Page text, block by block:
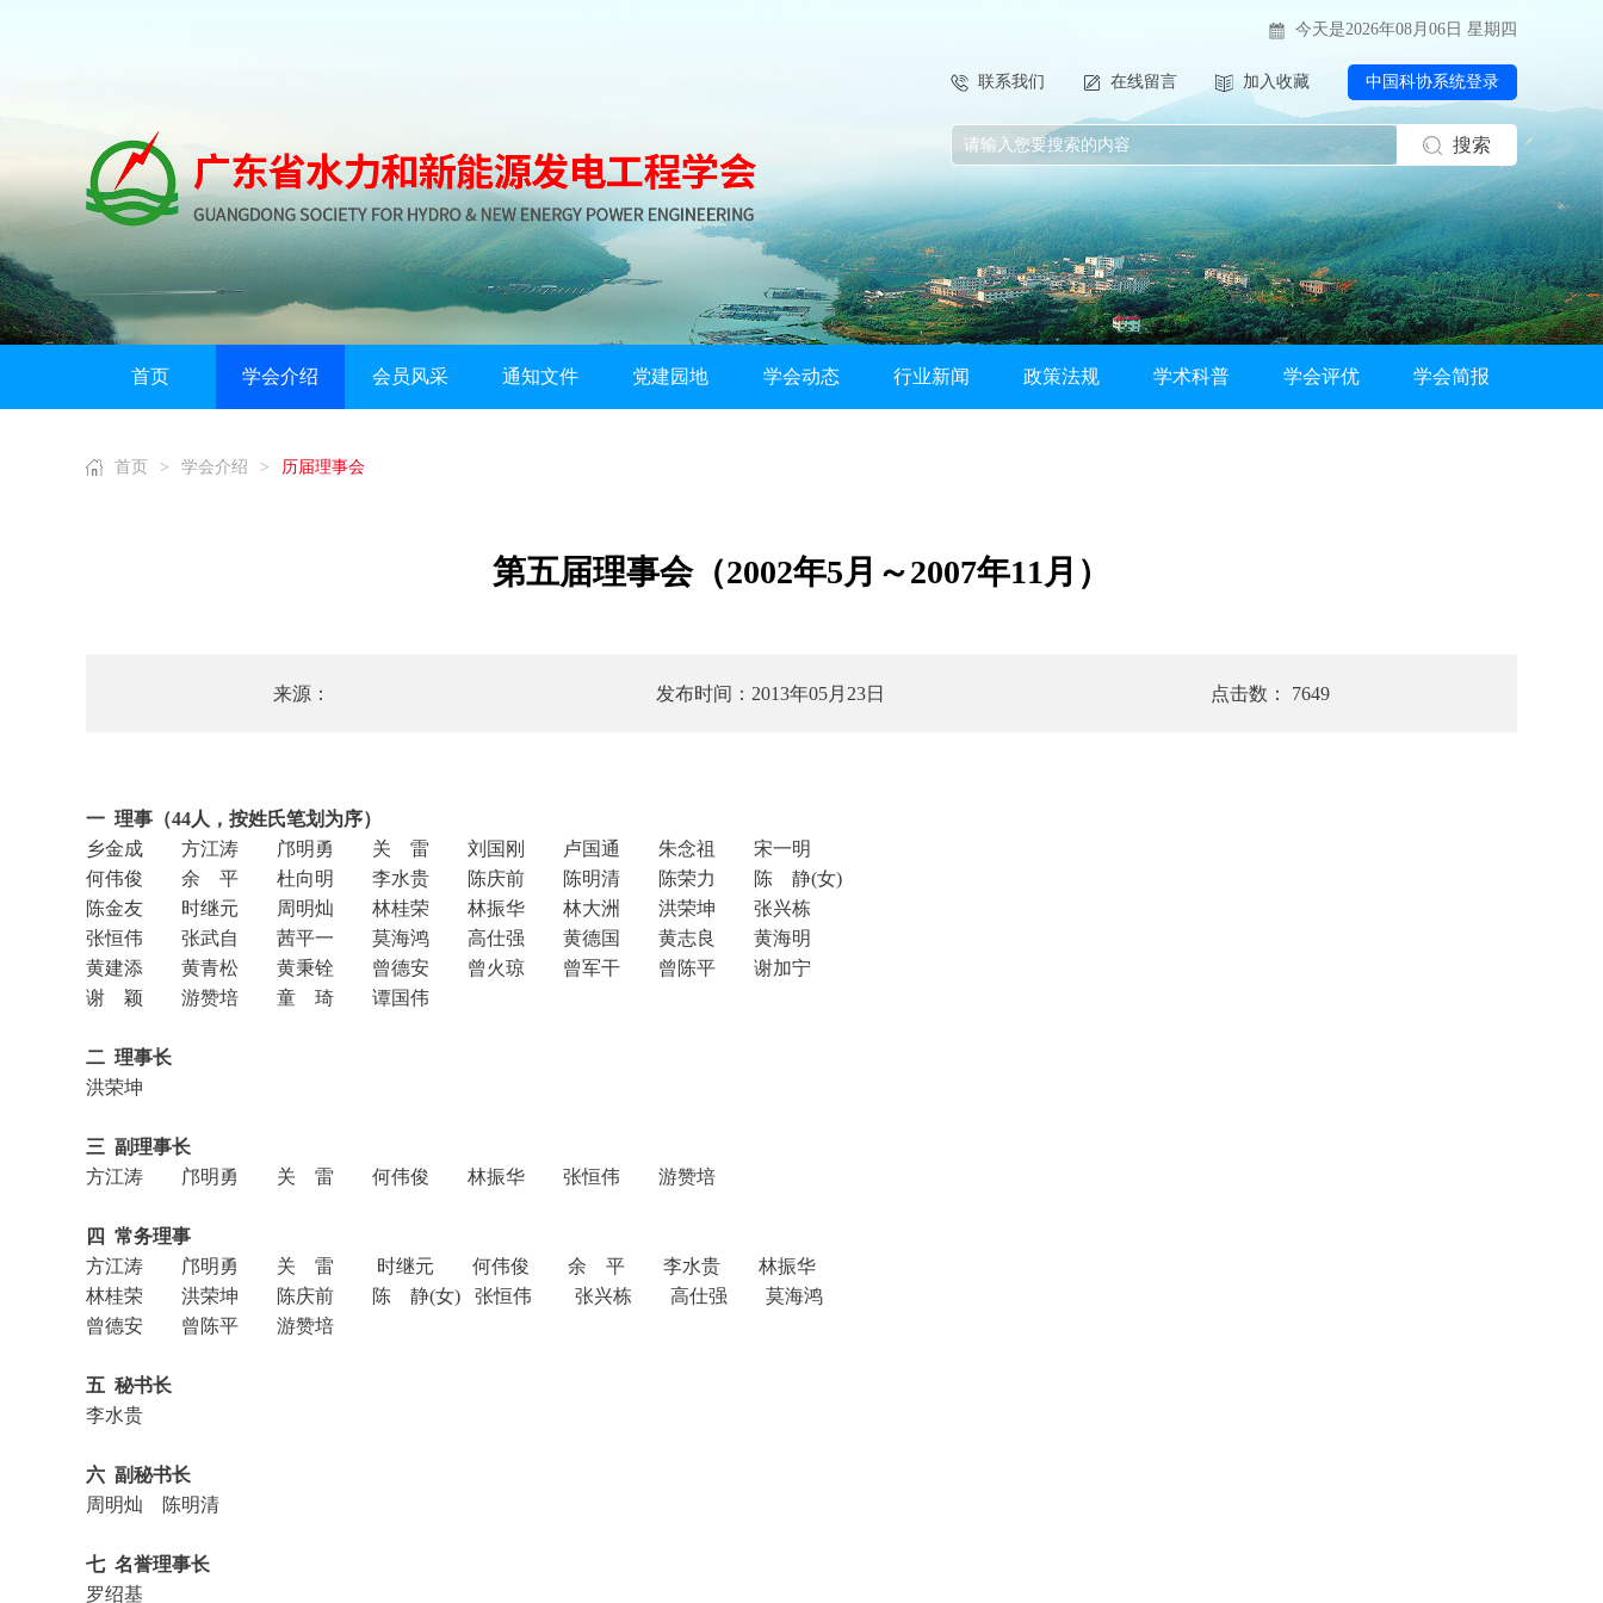
今天是2026年08月06日 星期四
联系我们 在线留言 加入收藏 中国科协系统登录
搜索
首页 学会介绍 会员风采 通知文件 党建园地 学会动态 行业新闻 政策法规 学术科普 学会评优 学会简报
首页 > 学会介绍 > 历届理事会
第五届理事会（2002年5月～2007年11月）
来源： 发布时间：2013年05月23日 点击数： 7649
一 理事（44人，按姓氏笔划为序）
乡金成 方江涛 邝明勇 关 雷 刘国刚 卢国通 朱念祖 宋一明
何伟俊 余 平 杜向明 李水贵 陈庆前 陈明清 陈荣力 陈 静(女)
陈金友 时继元 周明灿 林桂荣 林振华 林大洲 洪荣坤 张兴栋
张恒伟 张武自 茜平一 莫海鸿 高仕强 黄德国 黄志良 黄海明
黄建添 黄青松 黄秉铨 曾德安 曾火琼 曾军干 曾陈平 谢加宁
谢 颖 游赞培 童 琦 谭国伟
二 理事长
洪荣坤
三 副理事长
方江涛 邝明勇 关 雷 何伟俊 林振华 张恒伟 游赞培
四 常务理事
方江涛 邝明勇 关 雷 时继元 何伟俊 余 平 李水贵 林振华
林桂荣 洪荣坤 陈庆前 陈 静(女) 张恒伟 张兴栋 高仕强 莫海鸿
曾德安 曾陈平 游赞培
五 秘书长
李水贵
六 副秘书长
周明灿 陈明清
七 名誉理事长
罗绍基